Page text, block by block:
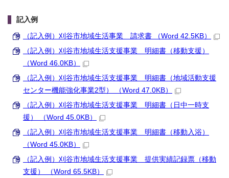
記入例
（記入例）刈谷市地域生活事業 請求書 （Word 42.5KB）
（記入例）刈谷市地域生活支援事業 明細書（移動支援）
（Word 46.0KB）
（記入例）刈谷市地域生活支援事業 明細書（地域活動支援
センター機能強化事業2型） （Word 47.0KB）
（記入例）刈谷市地域生活支援事業 明細書（日中一時支
援） （Word 45.0KB）
（記入例）刈谷市地域生活支援事業 明細書（移動入浴）
（Word 45.0KB）
（記入例）刈谷市地域生活支援事業 提供実績記録票（移動
支援） （Word 65.5KB）